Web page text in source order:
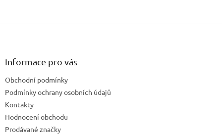
Z
Informace pro vás
Obchodní podmínky
Podmínky ochrany osobních údajů
Kontakty
Hodnocení obchodu
Prodávané značky